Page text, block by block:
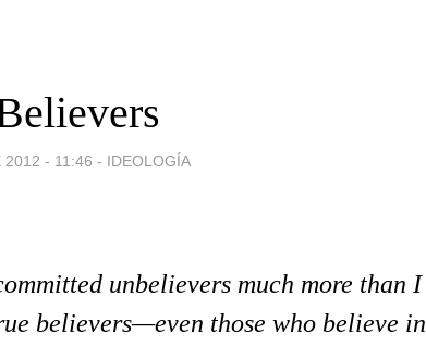
2012 - 11:46 - IDEOLOGÍA
unbelievers much more than I
believers—even those who believe in